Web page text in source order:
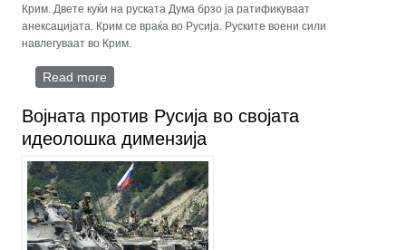
Крим. Двете куќи на руската Дума брзо ја ратификуваат
анексацијата. Крим се враќа во Русија. Руските воени сили
навлегуваат во Крим.
Read more
Војната против Русија во својата
идеолошка димензија